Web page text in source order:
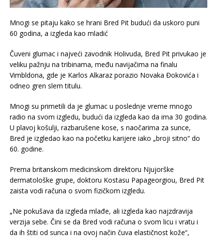
Mnogi se pitaju kako se hrani Bred Pit budući da uskoro puni
60 godina, a izgleda kao mladić
Čuveni glumac i najveći zavodnik Holivuda, Bred Pit privukao je
veliku pažnju na tribinama, među navijačima na finalu
Vimbldona, gde je Karlos Alkaraz porazio Novaka Đokovića i
odneo gren slem titulu.
Mnogi su primetili da je glumac u poslednje vreme mnogo
radio na svom izgledu, budući da izgleda kao da ima 30 godina.
U plavoj košulji, razbarušene kose, s naočarima za sunce,
Bred je izgledao kao na početku karijere iako „broji sitno“ do
60. godine.
Prema britanskom medicinskom direktoru Njujorške
dermatološke grupe, doktoru Kostasu Papageorgiou, Bred Pit
zaista vodi računa o svom fizičkom izgledu.
„Ne pokušava da izgleda mlađe, ali izgleda kao najzdravija
verzija sebe. Čini se da Bred vodi računa o svom licu i vratu i
da ih štiti od sunca i na ovoj način čuva elastičnost kože“,